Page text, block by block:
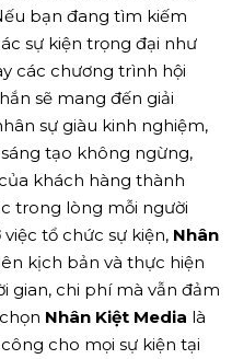
bạn đang tìm kiếm
sự kiện trọng đại như
các chương trình hội
sẽ mang đến giải
sự giàu kinh nghiệm,
tạo không ngừng,
khách hàng thành
trong lòng mỗi người
tổ chức sự kiện, Nhân
kịch bản và thực hiện
gian, chi phí mà vẫn đảm
Nhân Kiệt Media là
cho mọi sự kiện tại